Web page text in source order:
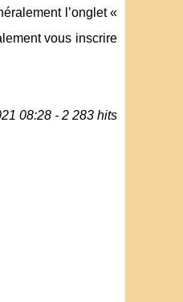
l’onglet «
vous inscrire
08:28 - 2 283 hits